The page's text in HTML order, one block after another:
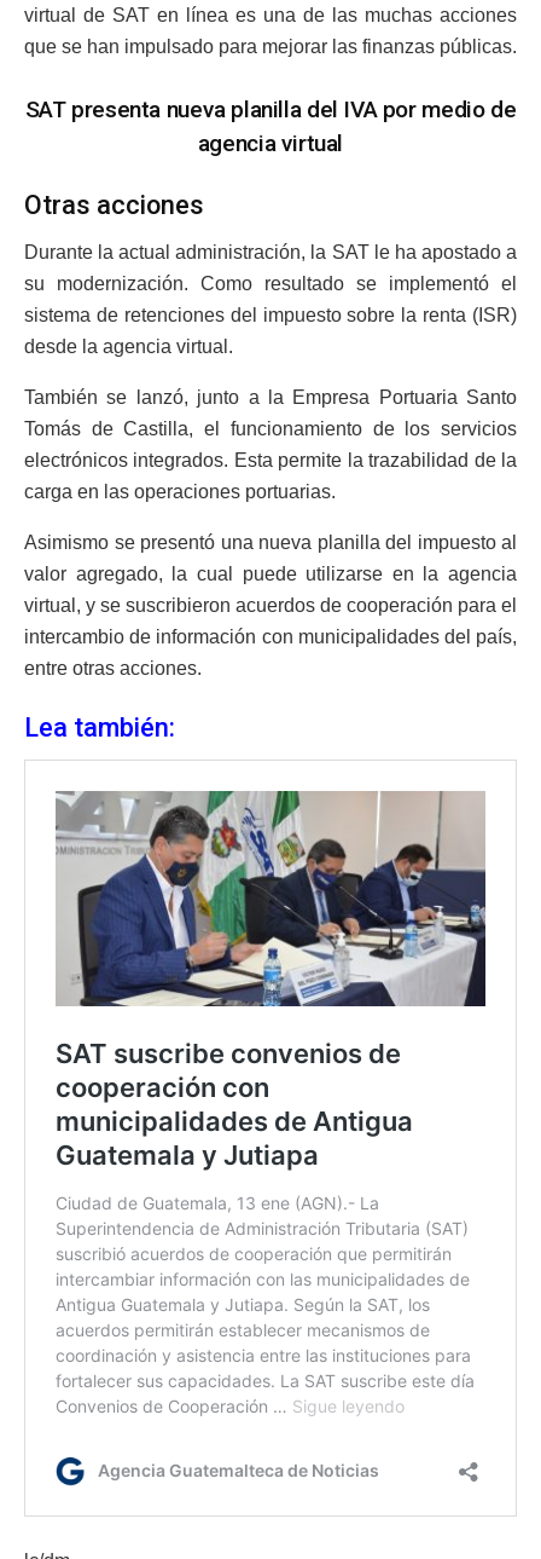
virtual de SAT en línea es una de las muchas acciones
que se han impulsado para mejorar las finanzas públicas.
SAT presenta nueva planilla del IVA por medio de
agencia virtual
Otras acciones
Durante la actual administración, la SAT le ha apostado a
su modernización. Como resultado se implementó el
sistema de retenciones del impuesto sobre la renta (ISR)
desde la agencia virtual.
También se lanzó, junto a la Empresa Portuaria Santo
Tomás de Castilla, el funcionamiento de los servicios
electrónicos integrados. Esta permite la trazabilidad de la
carga en las operaciones portuarias.
Asimismo se presentó una nueva planilla del impuesto al
valor agregado, la cual puede utilizarse en la agencia
virtual, y se suscribieron acuerdos de cooperación para el
intercambio de información con municipalidades del país,
entre otras acciones.
Lea también: